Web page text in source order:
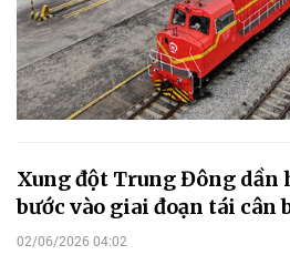
Xung đột Trung Đông dần
bước vào giai đoạn tái cân
02/06/2026 04:02